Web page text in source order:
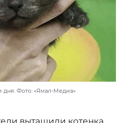
дня. Фото: «Ямал-Медиа»